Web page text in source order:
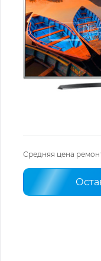
Средняя цена